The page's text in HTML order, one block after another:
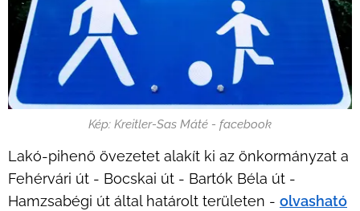
Kép: Kreitler-Sas Máté - facebook
Lakó-pihenő övezetet alakít ki az önkormányzat a
Fehérvári út - Bocskai út - Bartók Béla út -
Hamzsabégi út által határolt területen - olvasható